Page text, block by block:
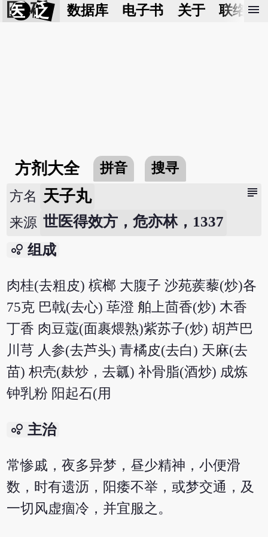
医 砭 数据库 电子书 关于 联络我
menu
方剂大全 拼音 搜寻
subject
方名 天子丸
来源 世医得效方，危亦林，1337
bubble_chart 组成
肉桂(去粗皮) 槟榔 大腹子 沙苑蒺藜(炒)各
75克 巴戟(去心) 荜澄 舶上茴香(炒) 木香
丁香 肉豆蔻(面裹煨熟)紫苏子(炒) 胡芦巴
川芎 人参(去芦头) 青橘皮(去白) 天麻(去
苗) 枳壳(麸炒，去瓤) 补骨脂(酒炒) 成炼
钟乳粉 阳起石(用
bubble_chart 主治
常惨戚，夜多异梦，昼少精神，小便滑
数，时有遗沥，阳痿不举，或梦交通，及
一切风虚痼冷，并宜服之。